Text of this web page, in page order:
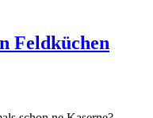
Feldküchen